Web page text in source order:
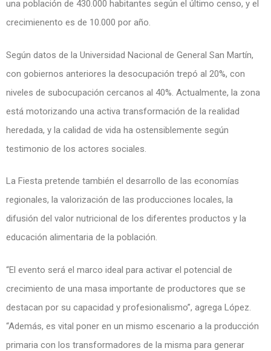
una población de 430.000 habitantes según el último censo, y el
crecimienento es de 10.000 por año.
Según datos de la Universidad Nacional de General San Martín,
con gobiernos anteriores la desocupación trepó al 20%, con
niveles de subocupación cercanos al 40%. Actualmente, la zona
está motorizando una activa transformación de la realidad
heredada, y la calidad de vida ha ostensiblemente según
testimonio de los actores sociales.
La Fiesta pretende también el desarrollo de las economías
regionales, la valorización de las producciones locales, la
difusión del valor nutricional de los diferentes productos y la
educación alimentaria de la población.
“El evento será el marco ideal para activar el potencial de
crecimiento de una masa importante de productores que se
destacan por su capacidad y profesionalismo”, agrega López.
“Además, es vital poner en un mismo escenario a la producción
primaria con los transformadores de la misma para generar